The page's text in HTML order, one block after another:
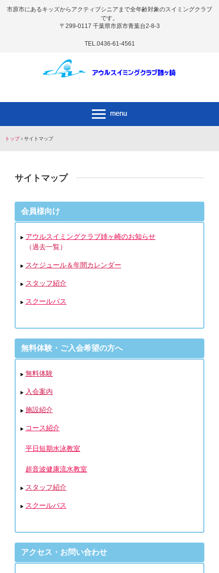
市原市にあるキッズからアクティブシニアまで全年齢対象のスイミングクラブ
です。
〒299-0117 千葉県市原市青葉台2-8-3
TEL.0436-61-4561
トップ › サイトマップ
サイトマップ
会員様向け
アウルスイミングクラブ姉ヶ崎のお知らせ
（過去一覧）
スケジュール＆年間カレンダー
スタッフ紹介
スクールバス
無料体験・ご入会希望の方へ
無料体験
入会案内
施設紹介
コース紹介
平日短期水泳教室
超音波健康流水教室
スタッフ紹介
スクールバス
アクセス・お問い合わせ